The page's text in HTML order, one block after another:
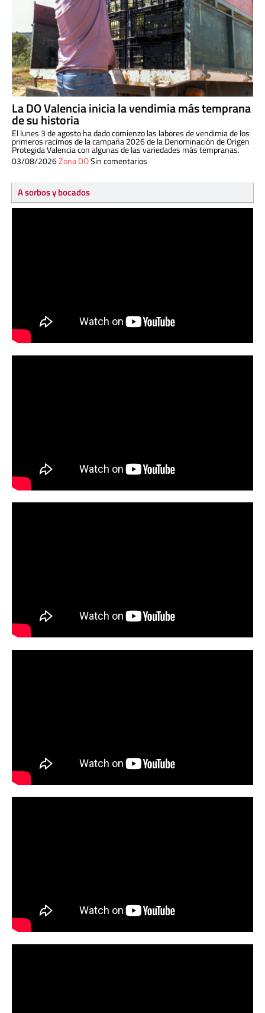
La DO Valencia inicia la vendimia más temprana
de su historia
El lunes 3 de agosto ha dado comienzo las labores de vendimia de los
primeros racimos de la campaña 2026 de la Denominación de Origen
Protegida Valencia con algunas de las variedades más tempranas.
03/08/2026Zona DOSin comentarios
A sorbos y bocados